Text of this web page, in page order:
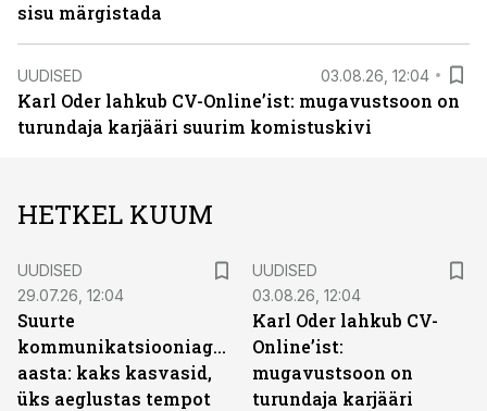
sisu märgistada
UUDISED 03.08.26, 12:04
Karl Oder lahkub CV-Online’ist: mugavustsoon on
turundaja karjääri suurim komistuskivi
HETKEL KUUM
UUDISED
29.07.26, 12:04
Suurte
kommunikatsiooniagentuuride
aasta: kaks kasvasid,
üks aeglustas tempot
UUDISED
03.08.26, 12:04
Karl Oder lahkub CV-
Online’ist:
mugavustsoon on
turundaja karjääri